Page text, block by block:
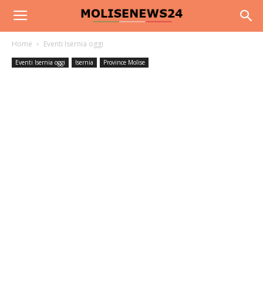
Home Eventi Isernia oggi
Eventi Isernia oggi Isernia Province Molise